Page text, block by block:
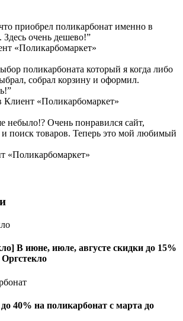
приобрел поликарбонат именно в
очень дешево!”
«Поликарбомаркет»
поликарбоната который я когда либо
собрал корзину и оформил.
Клиент «Поликарбомаркет»
небыло!? Очень понравился сайт,
и поиск товаров. Теперь это мой любимый
«Поликарбомаркет»
В июне, июле, августе скидки до 15%
до 40% на поликарбонат с марта до